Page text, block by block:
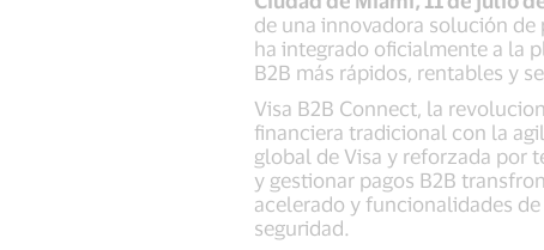
de una innovadora solución
ha integrado oficialmente a la
B2B más rápidos, rentables y
Visa B2B Connect, la
financiera tradicional con la
global de Visa y reforzada por
y gestionar pagos B2B
acelerado y funcionalidades
seguridad.